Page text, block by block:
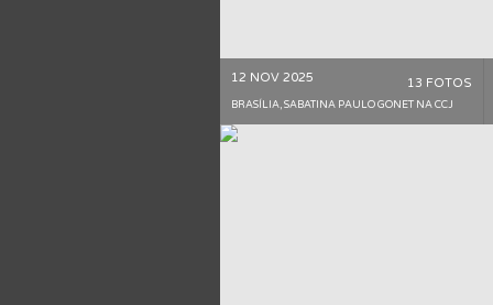
12 NOV 2025
BRASÍLIA, SABATINA PAULO GONET NA CCJ
13 FOTOS